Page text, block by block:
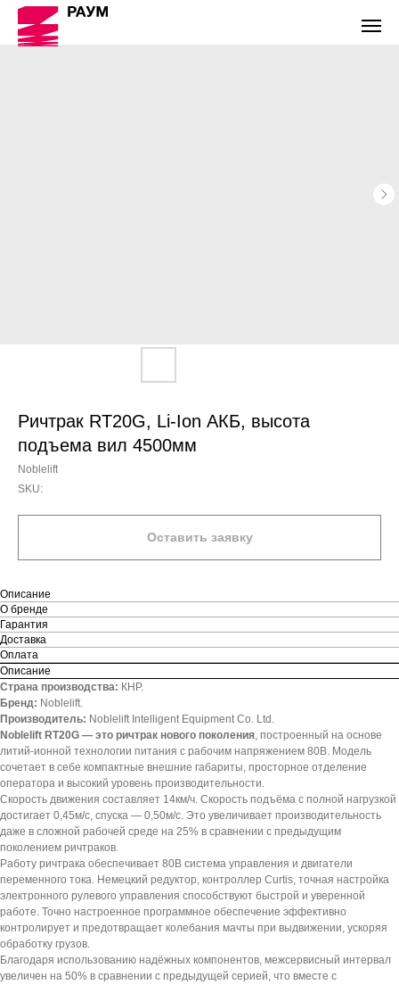
Ричтрак RT20G, Li-Ion АКБ, высота
подъема вил 4500мм
Noblelift
SKU:
Оставить заявку
Описание
О бренде
Гарантия
Доставка
Оплата
Описание
Страна производства: КНР.
Бренд: Noblelift.
Производитель: Noblelift Intelligent Equipment Co. Ltd.
Noblelift RT20G — это ричтрак нового поколения, построенный на основе
литий-ионной технологии питания с рабочим напряжением 80В. Модель
сочетает в себе компактные внешние габариты, просторное отделение
оператора и высокий уровень производительности.
Скорость движения составляет 14км/ч. Скорость подъёма с полной нагрузкой
достигает 0,45м/с, спуска — 0,50м/с. Это увеличивает производительность
даже в сложной рабочей среде на 25% в сравнении с предыдущим
поколением ричтраков.
Работу ричтрака обеспечивает 80В система управления и двигатели
переменного тока. Немецкий редуктор, контроллер Curtis, точная настройка
электронного рулевого управления способствуют быстрой и уверенной
работе. Точно настроенное программное обеспечение эффективно
контролирует и предотвращает колебания мачты при выдвижении, ускоряя
обработку грузов.
Благодаря использованию надёжных компонентов, межсервисный интервал
увеличен на 50% в сравнении с предыдущей серией, что вместе с